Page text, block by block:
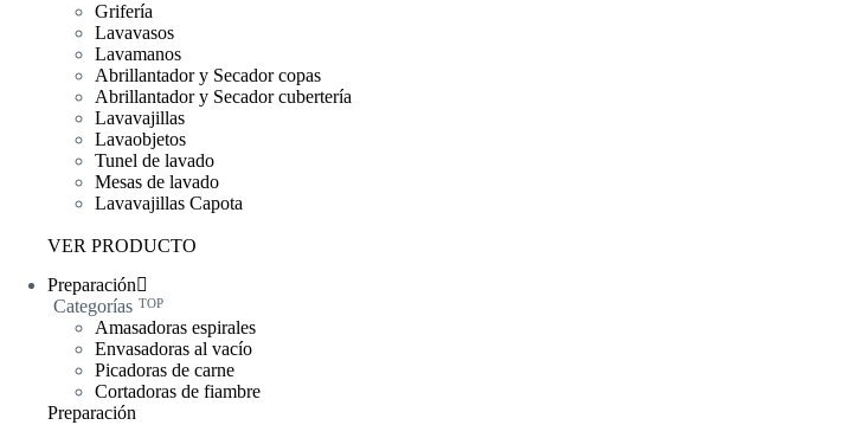
Grifería
Lavavasos
Lavamanos
Abrillantador y Secador copas
Abrillantador y Secador cubertería
Lavavajillas
Lavaobjetos
Tunel de lavado
Mesas de lavado
Lavavajillas Capota
VER PRODUCTO
Preparación
Categorías TOP
Amasadoras espirales
Envasadoras al vacío
Picadoras de carne
Cortadoras de fiambre
Preparación